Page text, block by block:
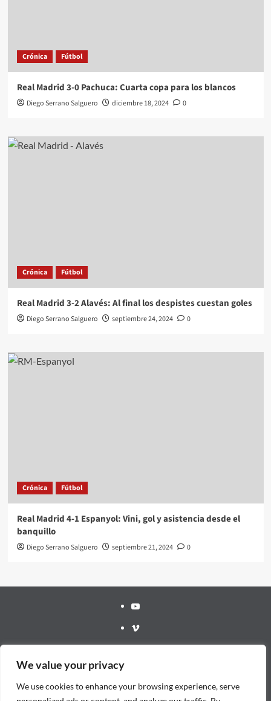
We value your privacy
We use cookies to enhance your browsing experience, serve
Crónica Fútbol
Real Madrid 3-0 Pachuca: Cuarta copa para los blancos
Diego Serrano Salguero diciembre 18, 2024 0
Crónica Fútbol
Real Madrid 3-2 Alavés: Al final los despistes cuestan goles
Diego Serrano Salguero septiembre 24, 2024 0
Crónica Fútbol
Real Madrid 4-1 Espanyol: Vini, gol y asistencia desde el
banquillo
Diego Serrano Salguero septiembre 21, 2024 0
Youtube
Vimeo
¿Quién